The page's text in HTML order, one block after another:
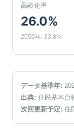
高齢化率
26.0%
2050年: 33.8%
データ基準年:
出典: 住民基本台
次回更新予定: 住